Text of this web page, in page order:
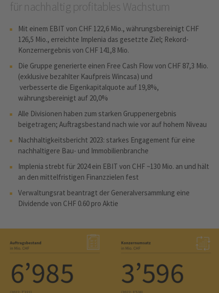
für nachhaltig profitables Wachstum
­­­Mit einem EBIT von CHF 122,6 Mio., währungsbereinigt CHF
126,5 Mio., erreichte Implenia das gesetzte Ziel; Rekord-
Konzernergebnis von CHF 141,8 Mio.
Die Gruppe generierte einen Free Cash Flow von CHF 87,3 Mio.
(exklusive bezahlter Kaufpreis Wincasa) und
verbesserte die Eigenkapitalquote auf 19,8%,
währungsbereinigt auf 20,0%
Alle Divisionen haben zum starken Gruppenergebnis
beigetragen; Auftragsbestand nach wie vor auf hohem Niveau
Nachhaltigkeitsbericht 2023: starkes Engagement für eine
nachhaltigere Bau- und Immobilienbranche
Implenia strebt für 2024 ein EBIT von CHF ~130 Mio. an und hält
an den mittelfristigen Finanzzielen fest
Verwaltungsrat beantragt der Generalversammlung eine
Dividende von CHF 0.60 pro Aktie